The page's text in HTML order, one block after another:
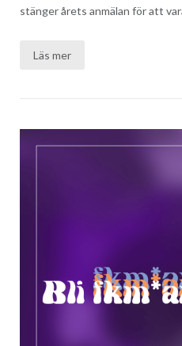
stänger årets anmälan för att
Läs mer